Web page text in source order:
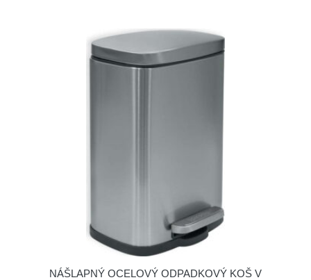
NÁŠLAPNÝ OCELOVÝ ODPADKOVÝ KOŠ V